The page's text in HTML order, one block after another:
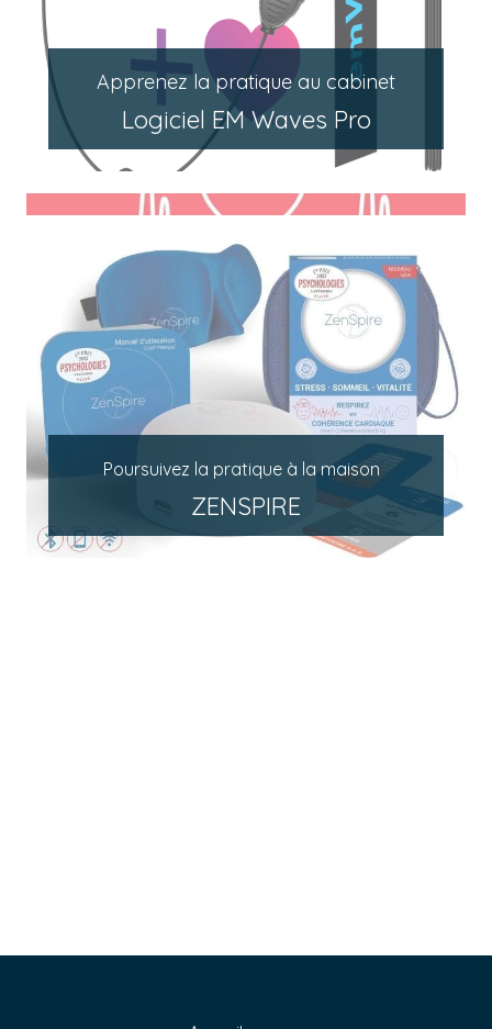
Apprenez la pratique au cabinet
Logiciel EM Waves Pro
Poursuivez la pratique à la maison
ZENSPIRE